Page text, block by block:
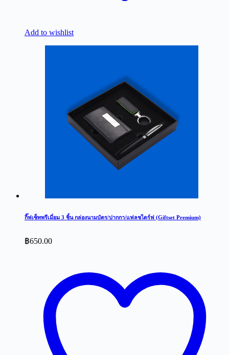
Add to wishlist
กิ๊ฟเซ็ทพรีเมี่ยม 3 ชิ้น กล่องนามบัตร/ปากกา/แฟลชไดร์ฟ (Giftset Premium)
฿650.00